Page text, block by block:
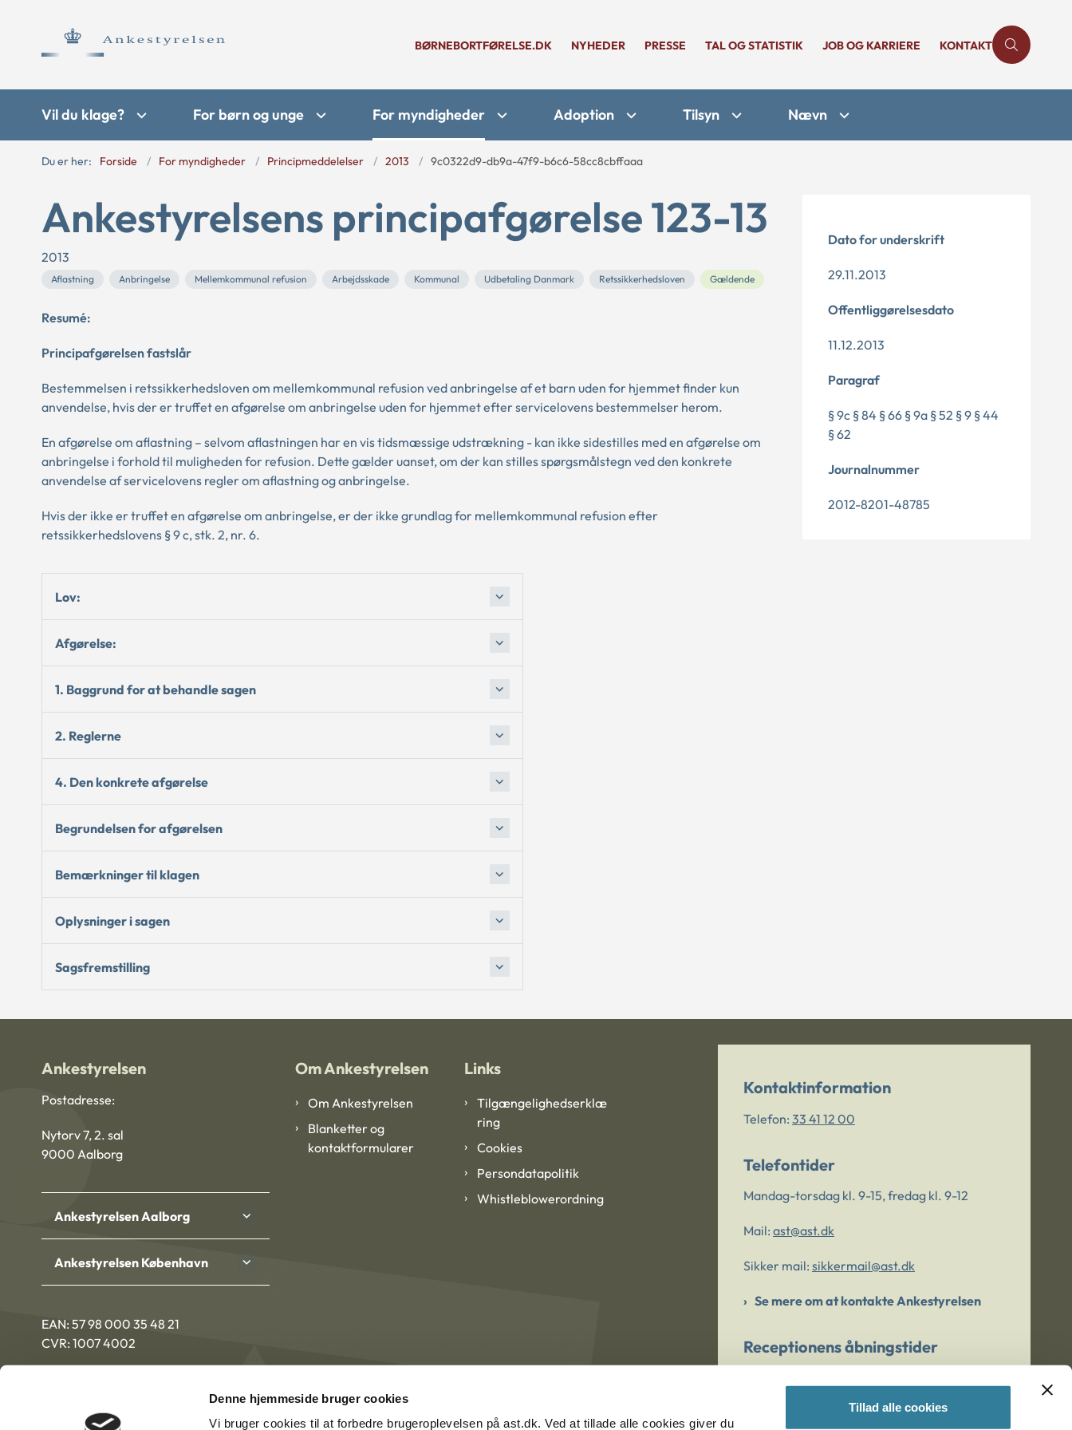
Denne hjemmeside bruger cookies
Vi bruger cookies til at forbedre brugeroplevelsen på ast.dk. Ved at tillade alle cookies giver du
Tillad alle cookies
BØRNEBORTFØRELSE.DK NYHEDER PRESSE TAL OG STATISTIK JOB OG KARRIERE KONTAKT
Vil du klage? For børn og unge For myndigheder Adoption Tilsyn Nævn
Du er her: Forside For myndigheder Principmeddelelser 2013 9c0322d9-db9a-47f9-b6c6-58cc8cbffaaa
Ankestyrelsens principafgørelse 123-13
2013
Aflastning Anbringelse Mellemkommunal refusion Arbejdsskade Kommunal Udbetaling Danmark Retssikkerhedsloven Gældende
Resumé:
Principafgørelsen fastslår
Bestemmelsen i retssikkerhedsloven om mellemkommunal refusion ved anbringelse af et barn uden for hjemmet finder kun
anvendelse, hvis der er truffet en afgørelse om anbringelse uden for hjemmet efter servicelovens bestemmelser herom.
En afgørelse om aflastning – selvom aflastningen har en vis tidsmæssige udstrækning - kan ikke sidestilles med en afgørelse om
anbringelse i forhold til muligheden for refusion. Dette gælder uanset, om der kan stilles spørgsmålstegn ved den konkrete
anvendelse af servicelovens regler om aflastning og anbringelse.
Hvis der ikke er truffet en afgørelse om anbringelse, er der ikke grundlag for mellemkommunal refusion efter
retssikkerhedslovens § 9 c, stk. 2, nr. 6.
Lov:
Afgørelse:
1. Baggrund for at behandle sagen
2. Reglerne
4. Den konkrete afgørelse
Begrundelsen for afgørelsen
Bemærkninger til klagen
Oplysninger i sagen
Sagsfremstilling
Dato for underskrift
29.11.2013
Offentliggørelsesdato
11.12.2013
Paragraf
§ 9c § 84 § 66 § 9a § 52 § 9 § 44
§ 62
Journalnummer
2012-8201-48785
Ankestyrelsen
Postadresse:
Nytorv 7, 2. sal
9000 Aalborg
Ankestyrelsen Aalborg
Ankestyrelsen København
EAN: 57 98 000 35 48 21
CVR: 1007 4002
Om Ankestyrelsen
Om Ankestyrelsen
Blanketter og
kontaktformularer
Links
Tilgængelighedserklæ
ring
Cookies
Persondatapolitik
Whistleblowerordning
Kontaktinformation
Telefon: 33 41 12 00
Telefontider
Mandag-torsdag kl. 9-15, fredag kl. 9-12
Mail: ast@ast.dk
Sikker mail: sikkermail@ast.dk
Se mere om at kontakte Ankestyrelsen
Receptionens åbningstider